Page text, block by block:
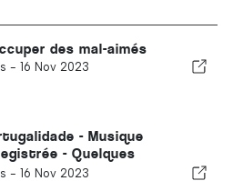
des mal-aimés
- 16 Nov 2023
- Musique
- Quelques
pour l'hiver.
- 16 Nov 2023